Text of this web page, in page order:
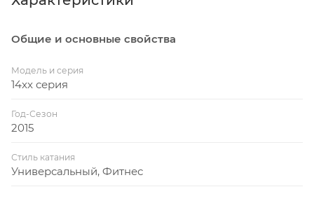
Общие и основные свойства
Модель и серия
14xx серия
Год-Сезон
2015
Стиль катания
Универсальный, Фитнес